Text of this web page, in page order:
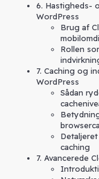
6. Hastigheds-
WordPress
Brug af
Rollen
7. Caching og
WordPress
Sådan
caching
7. Avancerede